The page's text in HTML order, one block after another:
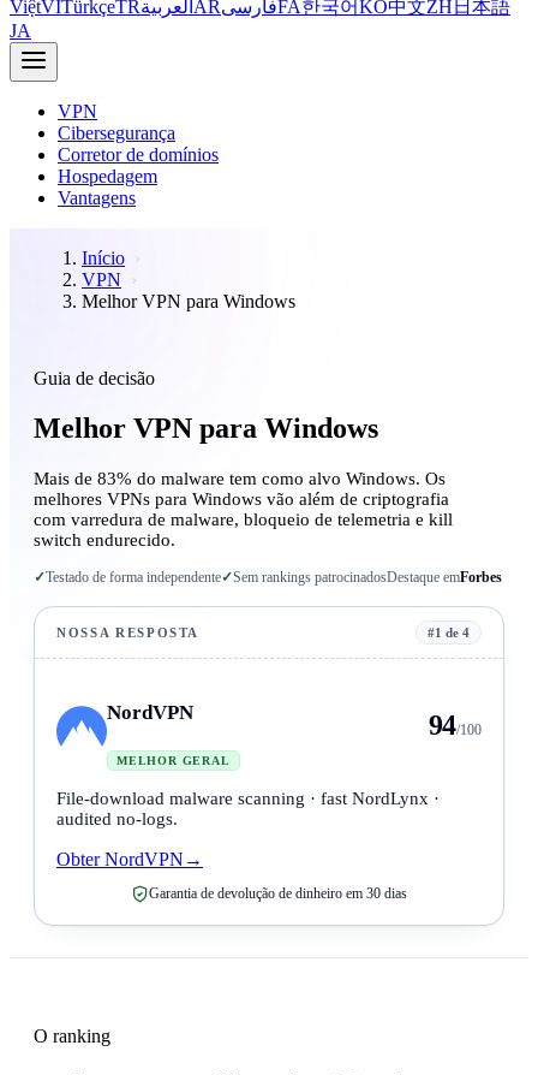
ViệtVITürkçeTRالعربية ARفارسیFA한국어KO中文ZH 日本語
JA
VPN
Cibersegurança
Corretor de domínios
Hospedagem
Vantagens
Início
VPN
Melhor VPN para Windows
Guia de decisão
Melhor VPN para Windows
Mais de 83% do malware tem como alvo Windows. Os
melhores VPNs para Windows vão além de criptografia
com varredura de malware, bloqueio de telemetria e kill
switch endurecido.
✓Testado de forma independente✓Sem rankings patrocinadosDestaque emForbes
NOSSA RESPOSTA #1 de 4
NordVPN
MELHOR GERAL
94/100
File-download malware scanning · fast NordLynx ·
audited no-logs.
Obter NordVPN →
Garantia de devolução de dinheiro em 30 dias
O ranking